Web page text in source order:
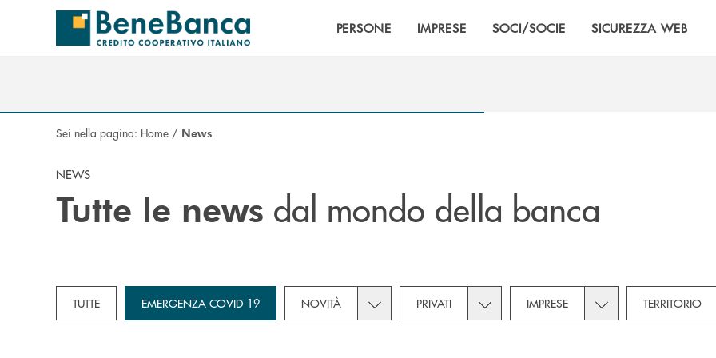
Salta al contenuto principale
PERSONE IMPRESE SOCI/SOCIE SICUREZZA WEB
Sei nella pagina: Home / News
NEWS
Tutte le news dal mondo della banca
TUTTE EMERGENZA COVID-19 NOVITÀ Toggle subcategories dropdown for Novità
PRIVATI Toggle subcategories dropdown for Privati
IMPRESE Toggle subcategories
TERRITORIO